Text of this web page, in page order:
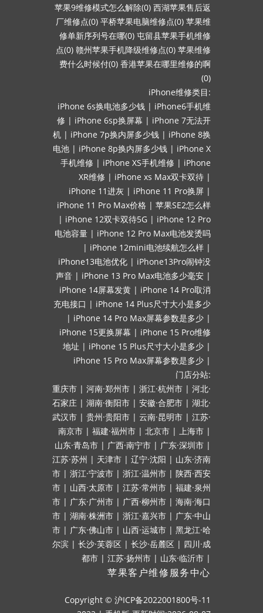
苹果9维修模式怎么解除(0) 西湖苹果售后返
厂维修点(0) 平桥苹果电脑维修点(0) 苹果维
修单新序列号在哪(0) 屯留县苹果手机维修
点(0) 赣州苹果手机降级维修点(0) 苹果维修
费什么时候付(0) 香港苹果在哪里维修的啊
(0)
iPhone维修类目:
iPhone 6s换电池多少钱 | iPhone6手机维
修 | iPhone 6sp换屏幕 | iPhone 7无法开
机 | iPhone 7p换内屏多少钱 | iPhone 8换
电池 | iPhone 8p换内屏多少钱 | iPhone X
手机维修 | iPhone XS手机维修 | iPhone
XR维修 | iPhone xs Max双卡双待 |
iPhone 11进灰 | iPhone 11 Pro换屏 |
iPhone 11 Pro Max价格 | 苹果SE2怎么样
| iPhone 12双卡双待5G | iPhone 12 Pro
电池容量 | iPhone 12 Pro Max电池发烫吗
| iPhone 12mini电池续航怎么样 |
iPhone13电池优化 | iPhone13Pro闹钟没
声音 | iPhone 13 Pro Max电池多少毫安 |
iPhone 14屏幕发黄 | iPhone 14 Pro取消
充电接口 | iPhone 14 Plus尺寸大小是多少
| iPhone 14 Pro Max屏幕参数是多少 |
iPhone 15更换屏幕 | iPhone 15 Pro维修
地址 | iPhone 15 Plus尺寸大小是多少 |
iPhone 15 Pro Max屏幕参数是多少 |
门店分站:
重庆市 | 河南·郑州市 | 浙江·杭州市 | 河北·
石家庄 | 湖南·衡阳市 | 安徽·合肥市 | 湖北·
武汉市 | 贵州·贵阳市 | 云南·昆明市 | 江苏·
南京市 | 福建·福州市 | 北京市 | 上海市 |
山东·青岛市 | 广西·南宁市 | 广东·深圳市 |
江苏·苏州 | 天津市 | 辽宁·沈阳 | 山东·济南
市 | 浙江·宁波市 | 浙江·温州市 | 陕西·西安
市 | 山西·太原市 | 江苏·常州市 | 福建·泉州
市 | 广东·广州市 | 广西·柳州市 | 海南·海口
市 | 湖南·株洲市 | 浙江·嘉兴市 | 广东·中山
市 | 广东·佛山市 | 山西·运城市 | 黑龙江·哈
尔滨 | 长沙·芙蓉区 | 长沙·岳麓区 | 四川·成
都市 | 江苏·扬州市 | 山东·临沂市 |
苹果客户维修服务中心
Copyright © 沪ICP备2022001800号-11